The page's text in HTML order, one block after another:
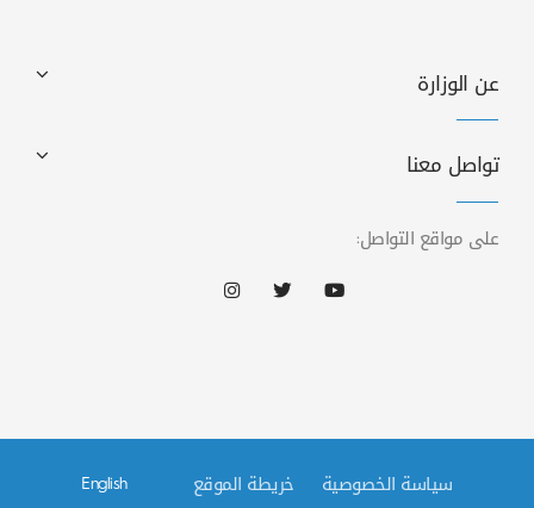
عن الوزارة
تواصل معنا
على مواقع التواصل:
سياسة الخصوصية خريطة الموقع English